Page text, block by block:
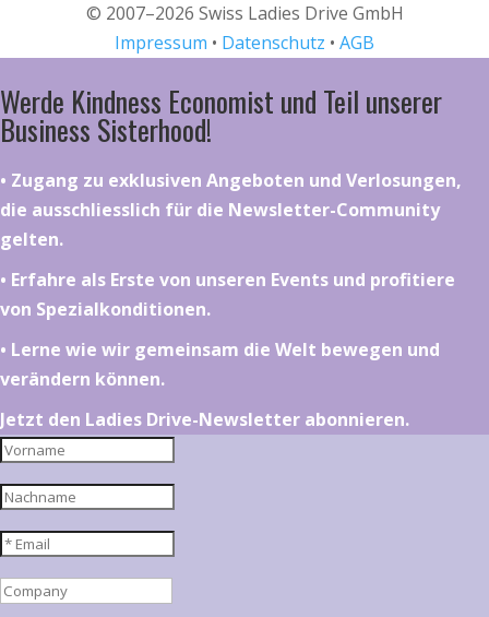
© 2007–2026 Swiss Ladies Drive GmbH
Impressum • Datenschutz • AGB
Werde Kindness Economist und Teil unserer
Business Sisterhood!
•⁠ ⁠⁠Zugang zu exklusiven Angeboten und Verlosungen,
die ausschliesslich für die Newsletter-Community
gelten.
•⁠ ⁠⁠Erfahre als Erste von unseren Events und profitiere
von Spezialkonditionen.
•⁠ ⁠⁠Lerne wie wir gemeinsam die Welt bewegen und
verändern können.
Jetzt den Ladies Drive-Newsletter abonnieren.